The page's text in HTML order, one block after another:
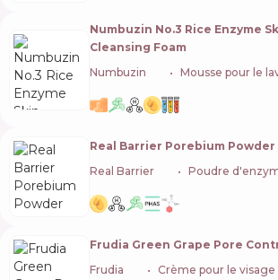
Numbuzin No.3 Rice Enzyme
Cleansing Foam
Numbuzin
Mousse pour le
Real Barrier Porebium Powder
Real Barrier
Poudre
Frudia Green Grape Pore
Frudia
Crème pour le visage